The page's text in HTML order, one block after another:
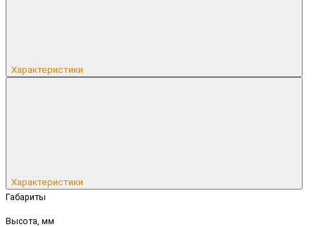
Характеристики
Характеристики
Габариты
Высота, мм